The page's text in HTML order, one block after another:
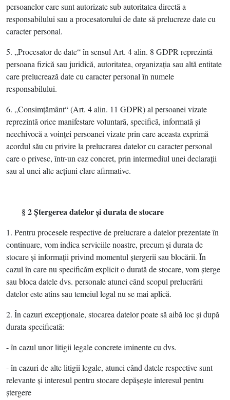
persoanelor care sunt autorizate sub autoritatea directă a
responsabilului sau a procesatorului de date să prelucreze date cu
caracter personal.
5. „Procesator de date“ în sensul Art. 4 alin. 8 GDPR reprezintă
persoana fizică sau juridică, autoritatea, organizaţia sau altă entitate
care prelucrează date cu caracter personal în numele
responsabilului.
6. „Consimţământ“ (Art. 4 alin. 11 GDPR) al persoanei vizate
reprezintă orice manifestare voluntară, specifică, informată şi
neechivocă a voinţei persoanei vizate prin care aceasta exprimă
acordul său cu privire la prelucrarea datelor cu caracter personal
care o privesc, într-un caz concret, prin intermediul unei declaraţii
sau al unei alte acţiuni clare afirmative.
§ 2 Ştergerea datelor şi durata de stocare
1. Pentru procesele respective de prelucrare a datelor prezentate în
continuare, vom indica serviciile noastre, precum şi durata de
stocare şi informaţii privind momentul ştergerii sau blocării. În
cazul în care nu specificăm explicit o durată de stocare, vom şterge
sau bloca datele dvs. personale atunci când scopul prelucrării
datelor este atins sau temeiul legal nu se mai aplică.
2. În cazuri excepţionale, stocarea datelor poate să aibă loc şi după
durata specificată:
- în cazul unor litigii legale concrete iminente cu dvs.
- în cazuri de alte litigii legale, atunci când datele respective sunt
relevante şi interesul pentru stocare depăşeşte interesul pentru
ştergere